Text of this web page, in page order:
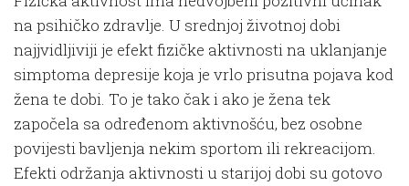
na psihičko zdravlje. U srednjoj životnoj dobi
najjvidljiviji je efekt fizičke aktivnosti na uklanjanje
simptoma depresije koja je vrlo prisutna pojava kod
žena te dobi. To je tako čak i ako je žena tek
započela sa određenom aktivnošću, bez osobne
povijesti bavljenja nekim sportom ili rekreacijom.
Efekti održanja aktivnosti u starijoj dobi su gotovo